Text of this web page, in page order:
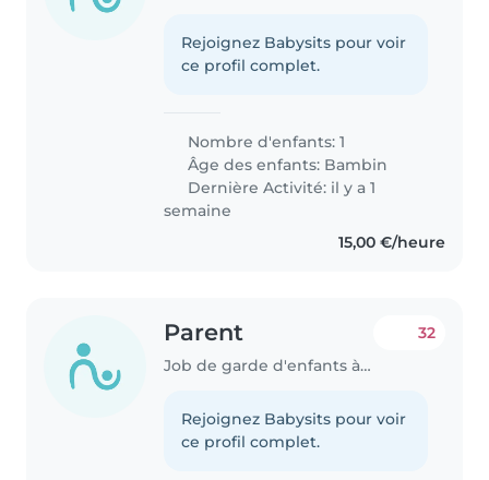
Rejoignez Babysits pour voir
ce profil complet.
Nombre d'enfants: 1
Âge des enfants: Bambin
Dernière Activité: il y a 1
semaine
15,00 €/heure
Parent
Job de garde d'enfants à Bertrange
32
Rejoignez Babysits pour voir
ce profil complet.